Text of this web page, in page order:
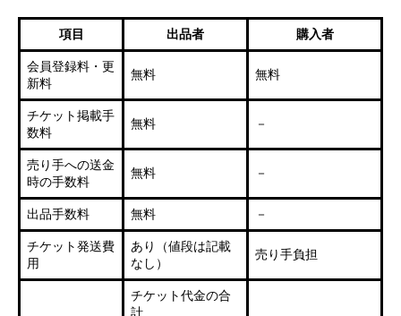
項目 出品者 購入者
会員登録料・更
新料
無料 無料
チケット掲載手
数料
無料 －
売り手への送金
時の手数料
無料 －
出品手数料 無料 －
チケット発送費
用
あり（値段は記載
なし）
売り手負担
チケット代金の合
計